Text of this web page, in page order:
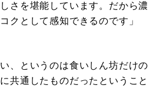
さを堪能しています。だから濃
クとして感知できるのです」
、というのは食いしん坊だけの
共通したものだったということ